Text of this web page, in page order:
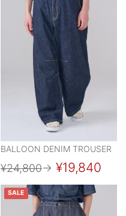
BALLOON DENIM TROUSER
¥24,800→ ¥19,840
SALE